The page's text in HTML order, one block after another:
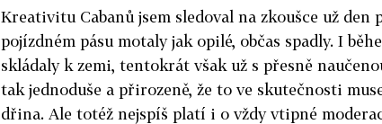
Kreativitu Cabanů jsem sledoval na zkoušce už den
pojízdném pásu motaly jak opilé, občas spadly. I
skládaly k zemi, tentokrát však už s přesně
tak jednoduše a přirozeně, že to ve skutečnosti
dřina. Ale totéž nejspíš platí i o vždy vtipné